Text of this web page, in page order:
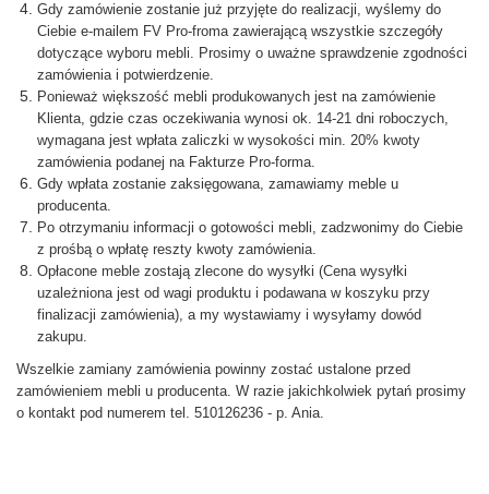
Gdy zamówienie zostanie już przyjęte do realizacji, wyślemy do
Ciebie e-mailem FV Pro-froma zawierającą wszystkie szczegóły
dotyczące wyboru mebli. Prosimy o uważne sprawdzenie zgodności
zamówienia i potwierdzenie.
Ponieważ większość mebli produkowanych jest na zamówienie
Klienta, gdzie czas oczekiwania wynosi ok. 14-21 dni roboczych,
wymagana jest wpłata zaliczki w wysokości min. 20% kwoty
zamówienia podanej na Fakturze Pro-forma.
Gdy wpłata zostanie zaksięgowana, zamawiamy meble u
producenta.
Po otrzymaniu informacji o gotowości mebli, zadzwonimy do Ciebie
z prośbą o wpłatę reszty kwoty zamówienia.
Opłacone meble zostają zlecone do wysyłki (Cena wysyłki
uzależniona jest od wagi produktu i podawana w koszyku przy
finalizacji zamówienia), a my wystawiamy i wysyłamy dowód
zakupu.
Wszelkie zamiany zamówienia powinny zostać ustalone przed
zamówieniem mebli u producenta. W razie jakichkolwiek pytań prosimy
o kontakt pod numerem tel. 510126236 - p. Ania.